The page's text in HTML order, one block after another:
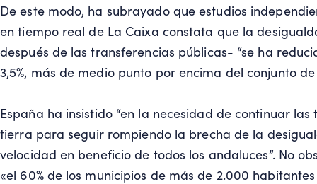
De este modo, ha subrayado que estudios
en tiempo real de La Caixa constata que la
después de las transferencias públicas- “se ha
3,5%, más de medio punto por encima del conjunto
España ha insistido “en la necesidad de continuar
tierra para seguir rompiendo la brecha de la
velocidad en beneficio de todos los andaluces”. No
«el 60% de los municipios de más de 2.000